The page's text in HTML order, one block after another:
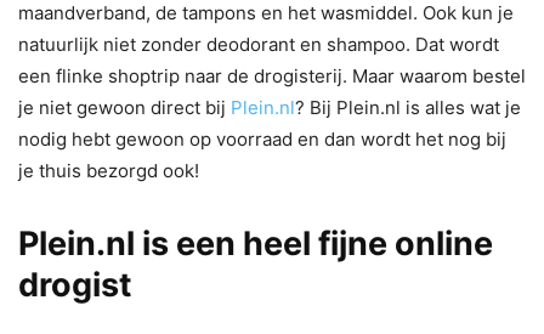
maandverband, de tampons en het wasmiddel. Ook kun je
natuurlijk niet zonder deodorant en shampoo. Dat wordt
een flinke shoptrip naar de drogisterij. Maar waarom bestel
je niet gewoon direct bij Plein.nl? Bij Plein.nl is alles wat je
nodig hebt gewoon op voorraad en dan wordt het nog bij
je thuis bezorgd ook!
Plein.nl is een heel fijne online
drogist